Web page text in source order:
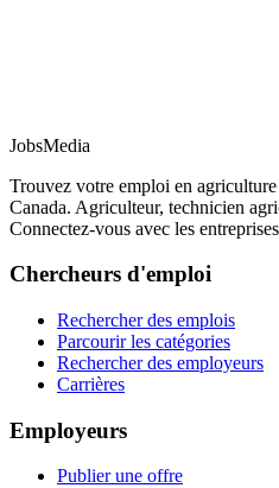
JobsMedia
Trouvez votre emploi en
Canada. Agriculteur, technicien
Connectez-vous avec les
Chercheurs d'emploi
Rechercher des emplois
Parcourir les catégories
Rechercher des employeurs
Carrières
Employeurs
Publier une offre